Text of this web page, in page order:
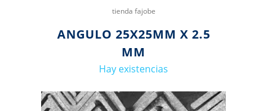
tienda fajobe
ANGULO 25X25MM X 2.5
MM
Hay existencias